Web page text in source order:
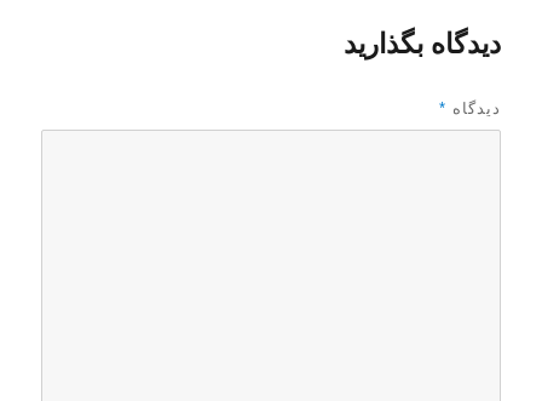
دیدگاه بگذارید
دیدگاه *